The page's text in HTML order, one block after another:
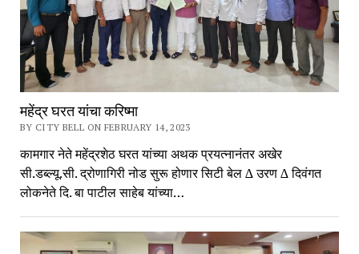
महेंद्र घरत यांचा करिष्मा
BY CITY BELL ON FEBRUARY 14, 2023
कामगार नेते महेंद्रशेठ घरत यांच्या अथक प्रयत्नानंतर अखेर
सी.डब्ल्यू.सी. द्रोणागिरी नोड सुरू होणार सिटी बेल ∆ उरण ∆ दिवंगत
लोकनेते दि. बा पाटील साहेब यांच्या…